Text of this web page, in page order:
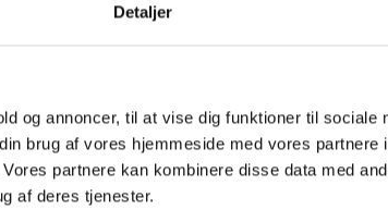
Detaljer
og annoncer, til at vise dig funktioner til sociale
brug af vores hjemmeside med vores partnere
partnere kan kombinere disse data med
af deres tjenester.
Santiago...